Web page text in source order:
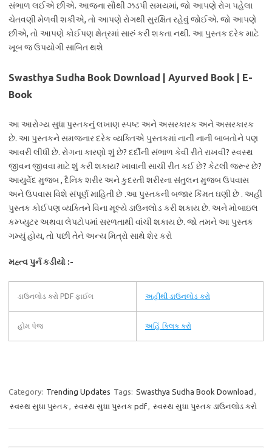
સંભાળ લઈએ છીએ. આજના સૌથી ઝડપી સમયમાં, જો આપણે રોગ પહેલા
ચેતવણી મેળવી શકીએ, તો આપણે રોગથી સુરક્ષિત રહેવું જોઈએ. જો આપણે
છીએ, તો આપણે કોઈપણ ક્ષેત્રમાં સારું કરી શકતા નથી. આ પુસ્તક દરેક માટે
ખૂબ જ ઉપયોગી સાબિત થશે
Swasthya Sudha Book Download | Ayurved Book | E-
Book
આ આરોગ્ય સુધા પુસ્તકનું લખાણ સ્પષ્ટ અને અસરકારક અને અસરકારક
છે. આ પુસ્તકને સમજનાર દરેક વ્યક્તિએ પુસ્તકમાં નાની નાની બાબતોને પણ
આવરી લીધી છે. રોગના કારણો શું છે? દર્દીની સંભાળ કેવી રીતે રાખવી? સ્વસ્થ
જીવન જીવવા માટે શું કરી શકાય? ખાવાની સાચી રીત કઈ છે? કેટલી જરૂર છે?
આયુર્વેદ મુજબ , દૈનિક શરીર અને કુદરતી શરીરના સંતુલન મુજબ ઉપવાસ
અને ઉપવાસ વિશે સંપૂર્ણ માહિતી છે .આ પુસ્તકની બજાર કિંમત ઘણી છે . અહીં
પુસ્તક કોઈપણ વ્યક્તિને વિના મૂલ્યે ડાઉનલોડ કરી શકાય છે. અને મોબાઇલ
કમ્પ્યુટર અથવા લેપટોપમાં સરળતાથી વાંચી શકાય છે. જો તમને આ પુસ્તક
ગમ્યું હોય, તો પછી તેને અન્ય મિત્રો સાથે શેર કરો
મહ્ત્વ પુર્ન કડીયો :-
ડાઉનલોડ કરો PDF ફાઈલ અહીથી ડાઉનલોડ કરો
હોમ પેજ અહિં ક્લિક કરો
Category: Trending Updates Tags: Swasthya Sudha Book Download ,
સ્વસ્થ સુધા પુસ્તક, સ્વસ્થ સુધા પુસ્તક pdf, સ્વસ્થ સુધા પુસ્તક ડાઉનલોડ કરો